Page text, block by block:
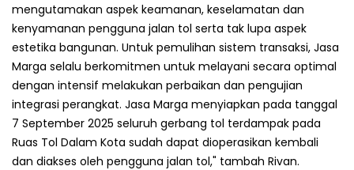
mengutamakan aspek keamanan, keselamatan dan
kenyamanan pengguna jalan tol serta tak lupa aspek
estetika bangunan. Untuk pemulihan sistem transaksi, Jasa
Marga selalu berkomitmen untuk melayani secara optimal
dengan intensif melakukan perbaikan dan pengujian
integrasi perangkat. Jasa Marga menyiapkan pada tanggal
7 September 2025 seluruh gerbang tol terdampak pada
Ruas Tol Dalam Kota sudah dapat dioperasikan kembali
dan diakses oleh pengguna jalan tol," tambah Rivan.